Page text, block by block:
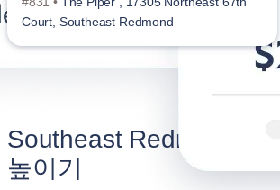
Court, Southeast Redmond
Southeast Redmond 숙
높이기